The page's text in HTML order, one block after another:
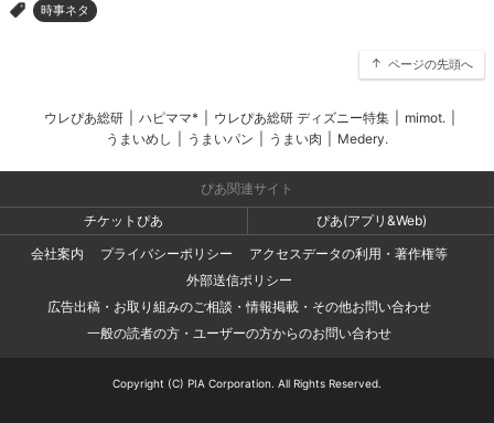
> 時事ネタ
ページの先頭へ
ウレぴあ総研 ハピママ* ウレぴあ総研 ディズニー特集 mimot.
うまいめし
うまいパン うまい肉 Medery.
ぴあ関連サイト
チケットぴあ
ぴあ(アプリ&Web)
会社案内
プライバシーポリシー
アクセスデータの利用・著作権等
外部送信ポリシー
広告出稿・お取り組みのご相談・情報掲載・その他お問い合わせ
一般の読者の方・ユーザーの方からのお問い合わせ
Copyright (C) PIA Corporation. All Rights Reserved.